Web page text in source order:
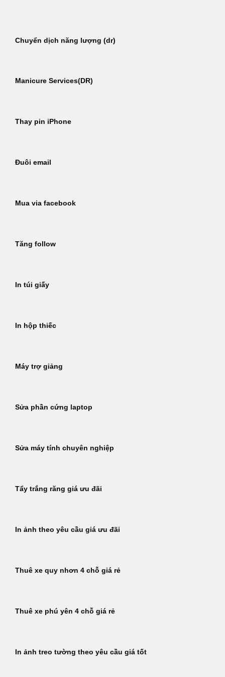
dungChuyển dịch năng lượng (dr)
Manicure Services(DR)
Thay pin iPhone
Đuôi email
Mua via facebook
Tăng follow
In túi giấy
In hộp thiếc
Máy trợ giảng
Sửa phần cứng laptop
Sửa máy tính chuyên nghiệp
Tẩy trắng răng giá ưu đãi
In ảnh theo yêu cầu giá ưu đãi
Thuê xe quy nhơn 4 chỗ giá rẻ
Thuê xe phú yên 4 chỗ giá rẻ
In ảnh treo tường theo yêu cầu giá tốt